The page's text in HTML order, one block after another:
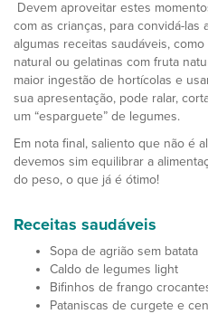
Devem aproveitar estes
com as crianças, para convidá-las
algumas receitas saudáveis,
natural ou gelatinas com fruta
maior ingestão de hortícolas e
sua apresentação, pode ralar,
um “esparguete” de legumes.
Em nota final, saliento que não é
devemos sim equilibrar a
do peso, o que já é ótimo!
Receitas saudáveis
Sopa de agrião sem batata
Caldo de legumes light
Bifinhos de frango
Pataniscas de curgete e